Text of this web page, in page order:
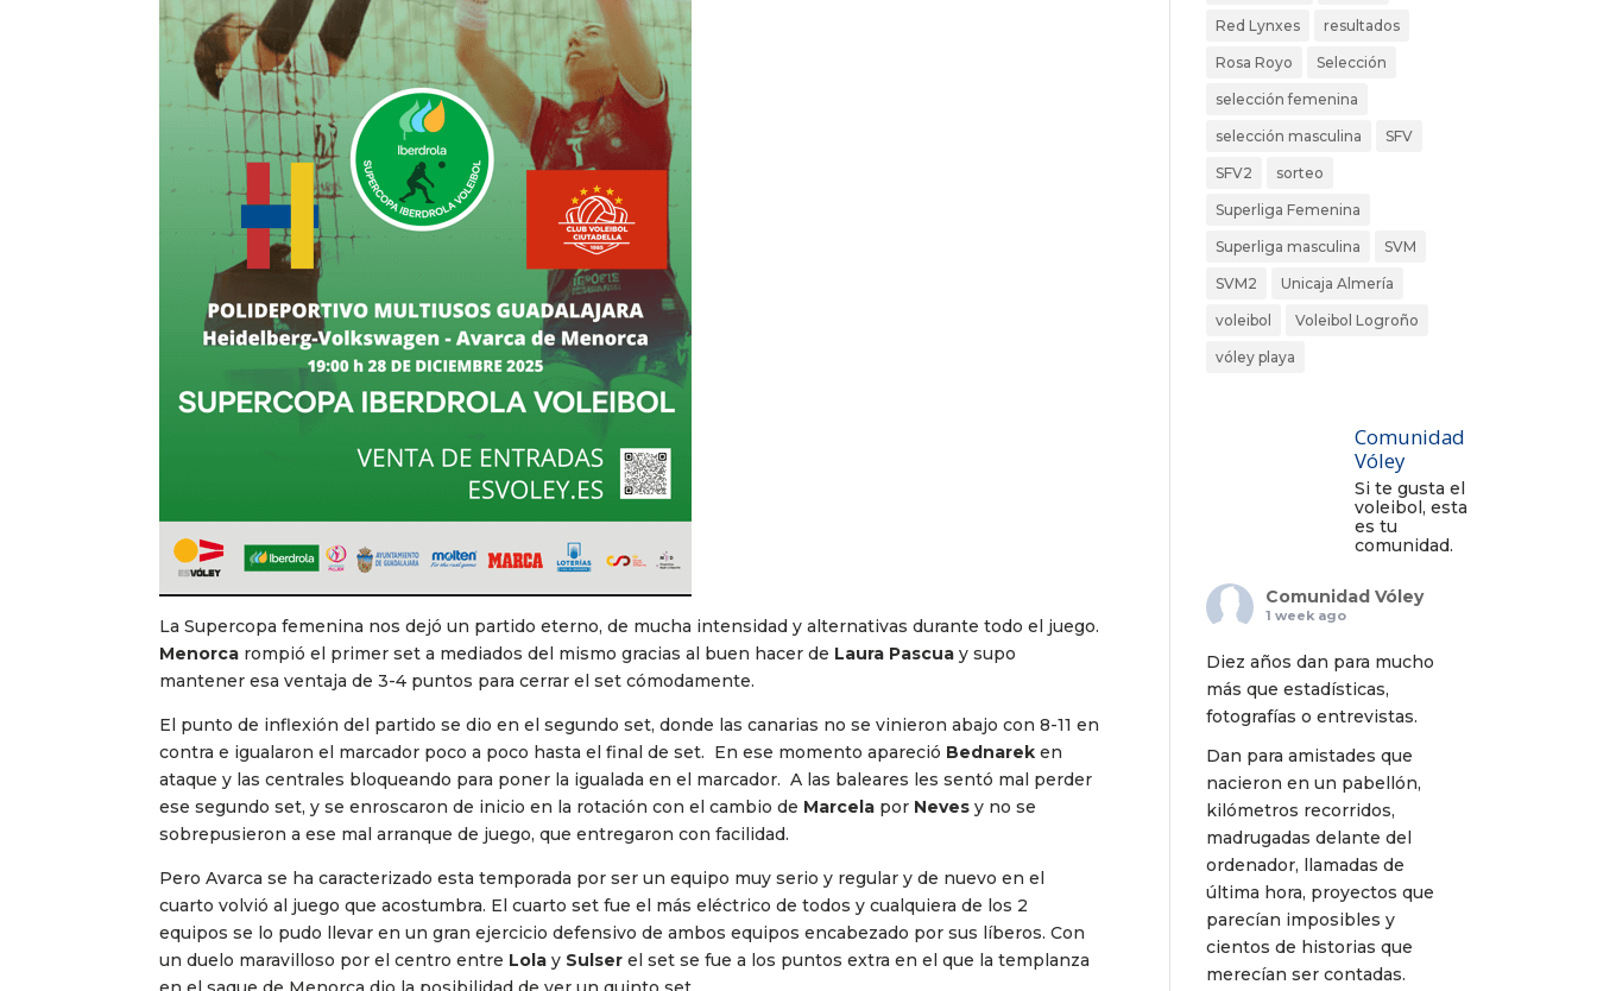
La Supercopa femenina nos dejó un partido eterno, de mucha intensidad y alternativas durante todo el juego.
Menorca rompió el primer set a mediados del mismo gracias al buen hacer de Laura Pascua y supo
mantener esa ventaja de 3-4 puntos para cerrar el set cómodamente.
El punto de inflexión del partido se dio en el segundo set, donde las canarias no se vinieron abajo con 8-11 en
contra e igualaron el marcador poco a poco hasta el final de set. En ese momento apareció Bednarek en
ataque y las centrales bloqueando para poner la igualada en el marcador. A las baleares les sentó mal perder
ese segundo set, y se enroscaron de inicio en la rotación con el cambio de Marcela por Neves y no se
sobrepusieron a ese mal arranque de juego, que entregaron con facilidad.
Pero Avarca se ha caracterizado esta temporada por ser un equipo muy serio y regular y de nuevo en el
cuarto volvió al juego que acostumbra. El cuarto set fue el más eléctrico de todos y cualquiera de los 2
equipos se lo pudo llevar en un gran ejercicio defensivo de ambos equipos encabezado por sus líberos. Con
un duelo maravilloso por el centro entre Lola y Sulser el set se fue a los puntos extra en el que la templanza
Red Lynxes resultados
Rosa Royo Selección
selección femenina
selección masculina SFV
SFV2 sorteo
Superliga Femenina
Superliga masculina SVM
SVM2 Unicaja Almería
voleibol Voleibol Logroño
vóley playa
Comunidad
Vóley
Si te gusta el
voleibol, esta
es tu
comunidad.
Comunidad Vóley
1 week ago
Diez años dan para mucho
más que estadísticas,
fotografías o entrevistas.
Dan para amistades que
nacieron en un pabellón,
kilómetros recorridos,
madrugadas delante del
ordenador, llamadas de
última hora, proyectos que
parecían imposibles y
cientos de historias que
merecían ser contadas.